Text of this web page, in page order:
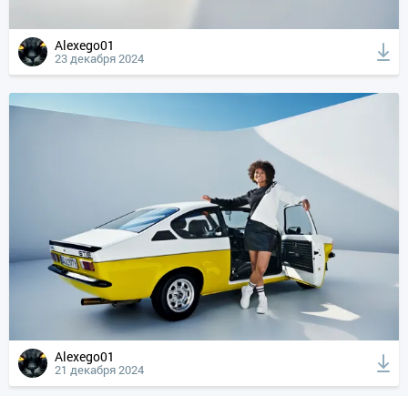
Alexego01
23 декабря 2024
Alexego01
21 декабря 2024